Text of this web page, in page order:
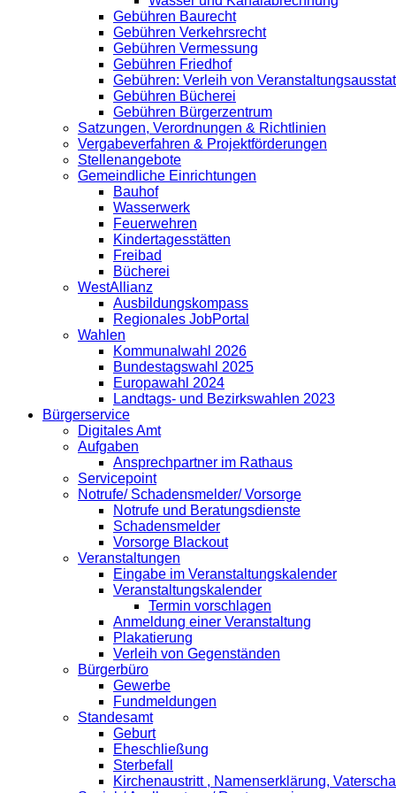
Gebühren Baurecht
Gebühren Verkehrsrecht
Gebühren Vermessung
Gebühren Friedhof
Gebühren: Verleih von
Gebühren Bücherei
Gebühren Bürgerzentrum
Satzungen, Verordnungen & Richtlinien
Vergabeverfahren & Projektförderungen
Stellenangebote
Gemeindliche Einrichtungen
Bauhof
Wasserwerk
Feuerwehren
Kindertagesstätten
Freibad
Bücherei
WestAllianz
Ausbildungskompass
Regionales JobPortal
Wahlen
Kommunalwahl 2026
Bundestagswahl 2025
Europawahl 2024
Landtags- und Bezirkswahlen 2023
Bürgerservice
Digitales Amt
Aufgaben
Ansprechpartner im Rathaus
Servicepoint
Notrufe/ Schadensmelder/ Vorsorge
Notrufe und Beratungsdienste
Schadensmelder
Vorsorge Blackout
Veranstaltungen
Eingabe im Veranstaltungskalender
Veranstaltungskalender
Termin vorschlagen
Anmeldung einer Veranstaltung
Plakatierung
Verleih von Gegenständen
Bürgerbüro
Gewerbe
Fundmeldungen
Standesamt
Geburt
Eheschließung
Sterbefall
Kirchenaustritt , Namenserklärung,